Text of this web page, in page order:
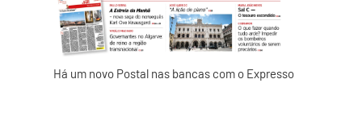
Há um novo Postal nas bancas com o Expresso